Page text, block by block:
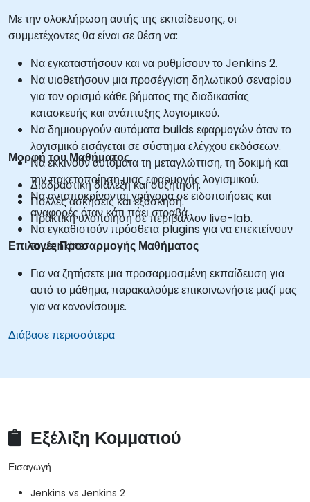
Με την ολοκλήρωση αυτής της εκπαίδευσης, οι
συμμετέχοντες θα είναι σε θέση να:
Να εγκαταστήσουν και να ρυθμίσουν το Jenkins 2.
Να υιοθετήσουν μια προσέγγιση δηλωτικού σεναρίου
για τον ορισμό κάθε βήματος της διαδικασίας
κατασκευής και ανάπτυξης λογισμικού.
Να δημιουργούν αυτόματα builds εφαρμογών όταν το
λογισμικό εισάγεται σε σύστημα ελέγχου εκδόσεων.
Να εκκινούν αυτόματα τη μεταγλώττιση, τη δοκιμή και
την πακετοποίηση μιας εφαρμογής λογισμικού.
Να ανταποκρίνονται γρήγορα σε ειδοποιήσεις και
αναφορές όταν κάτι πάει στραβά.
Να εγκαθιστούν πρόσθετα plugins για να επεκτείνουν
το Jenkins.
Μορφή του Μαθήματος
Διαδραστική διάλεξη και συζήτηση.
Πολλές ασκήσεις και εξάσκηση.
Πρακτική υλοποίηση σε περιβάλλον live-lab.
Επιλογές Προσαρμογής Μαθήματος
Για να ζητήσετε μια προσαρμοσμένη εκπαίδευση για
αυτό το μάθημα, παρακαλούμε επικοινωνήστε μαζί μας
για να κανονίσουμε.
Διάβασε περισσότερα
Εξέλιξη Κομματιού
Εισαγωγή
Jenkins vs Jenkins 2